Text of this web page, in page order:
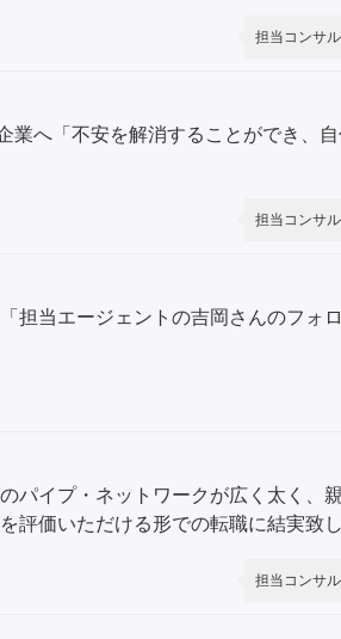
担当コンサル
へ「不安を解消することができ、
担当コンサル
担当エージェントの吉岡さんのフォ
パイプ・ネットワークが広く太く、
評価いただける形での転職に結実致し
担当コンサル